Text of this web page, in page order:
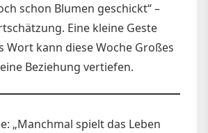
schon Blumen geschickt“ –
Eine kleine Geste
Wort kann diese Woche Großes
Beziehung vertiefen.
„Manchmal spielt das Leben